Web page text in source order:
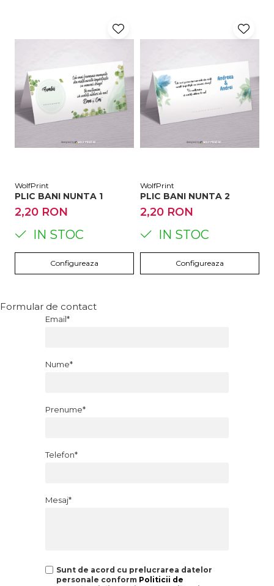
WolfPrint
PLIC BANI NUNTA 1
2,20 RON
IN STOC
Configureaza
WolfPrint
PLIC BANI NUNTA 2
2,20 RON
IN STOC
Configureaza
Formular de contact
Email*
Nume*
Prenume*
Telefon*
Mesaj*
Sunt de acord cu prelucrarea datelor
personale conform Politicii de